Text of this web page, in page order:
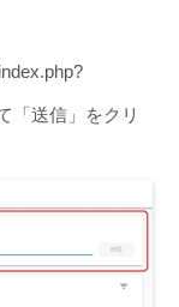
「送信」をクリ